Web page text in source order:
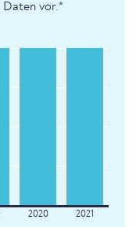
Daten vor.*